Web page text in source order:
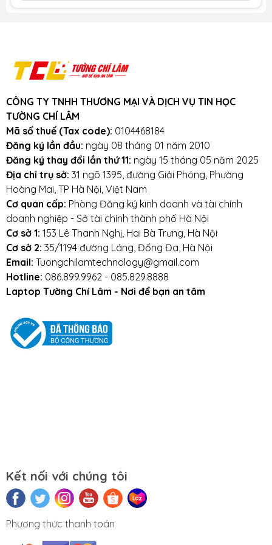
3km.
hàng kém chất lượng, gây ảnh hưởng
đến laptop của khách hàng.
Lâm – Điểm 10 cho sự tin cậy.
Lưu ý khi sử dụng bàn phím:
Tránh bàn phím bị va đập mạnh, tránh
laptop bị rơi.
Tránh bàn phím bị dính nước,hạn chế cất giữ
và sử dụng laptop trong điều kiện ẩm thấp.
Vệ sinh bàn phím thường xuyên.
Mọi yêu cầu đặt hàng, hỗ trợ tư vấn sản
phẩm xin liên hệ qua hotline:
0911390666 – 02438684912
Hoặc qua trực tiếp cửa hàng:
CÔNG TY TNHH THƯƠNG MẠI VÀ DỊCH VỤ TIN HỌC
TƯỜNG CHÍ LÂM
Mã số thuế (Tax code): 0104468184
Đăng ký lần đầu: ngày 08 tháng 01 năm 2010
Đăng ký thay đổi lần thứ 11: ngày 15 tháng 05 năm 2025
Địa chỉ trụ sở: 31 ngõ 1395, đường Giải Phóng, Phường
Hoàng Mai, TP Hà Nội, Việt Nam
Cơ quan cấp: Phòng Đăng ký kinh doanh và tài chính
doanh nghiệp - Sở tài chính thành phố Hà Nội
Cơ sở 1: 153 Lê Thanh Nghị, Hai Bà Trưng, Hà Nội
Cơ sở 2: 35/1194 đường Láng, Đống Đa, Hà Nội
Email: Tuongchilamtechnology@gmail.com
Hotline: 086.899.9962 - 085.829.8888
Laptop Tường Chí Lâm - Nơi để bạn an tâm
Kết nối với chúng tôi
Phương thức thanh toán